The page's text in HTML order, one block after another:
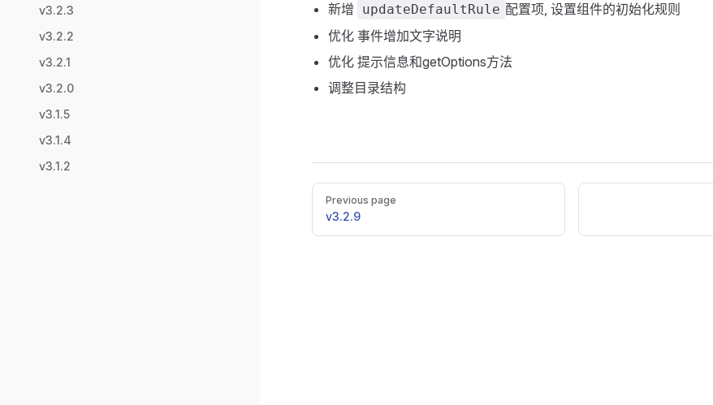
v3.2.3
v3.2.2
v3.2.1
v3.2.0
v3.1.5
v3.1.4
v3.1.2
新增
updateDefaultRule 配置项, 设置组件的初始化规则
优化 事件增加文字说明
优化 提示信息和getOptions方法
调整目录结构
Pager
Previous page
v3.2.9